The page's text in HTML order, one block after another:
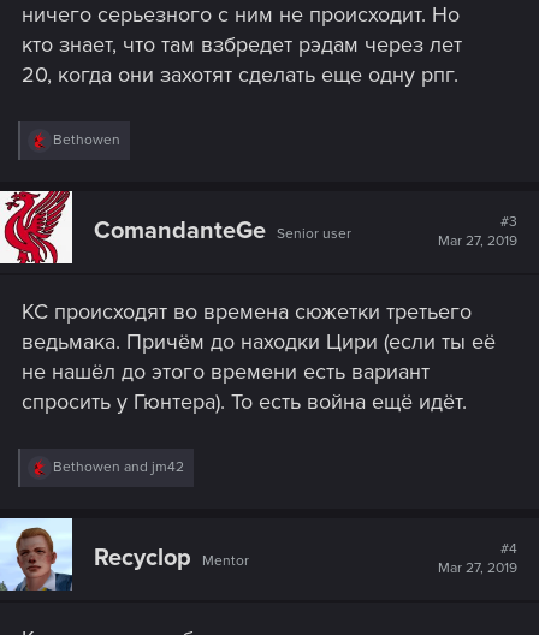
ничего серьезного с ним не происходит. Но
кто знает, что там взбредет рэдам через лет
20, когда они захотят сделать еще одну рпг.
R
c
t
i
o
Bethowen
ComandanteGe Senior user
#3
Mar 27, 2019
КС происходят во времена сюжетки третьего
ведьмака. Причём до находки Цири (если ты её
не нашёл до этого времени есть вариант
спросить у Гюнтера). То есть война ещё идёт.
R
c
t
i
o
Bethowen and jm42
Recyclop Mentor
#4
Mar 27, 2019